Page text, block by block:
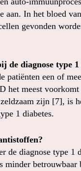
In het bloed
gevonden
de diagnose type 1
een of
het meest
zijn [7], is
1 diabetes.
de diagnose type
minder